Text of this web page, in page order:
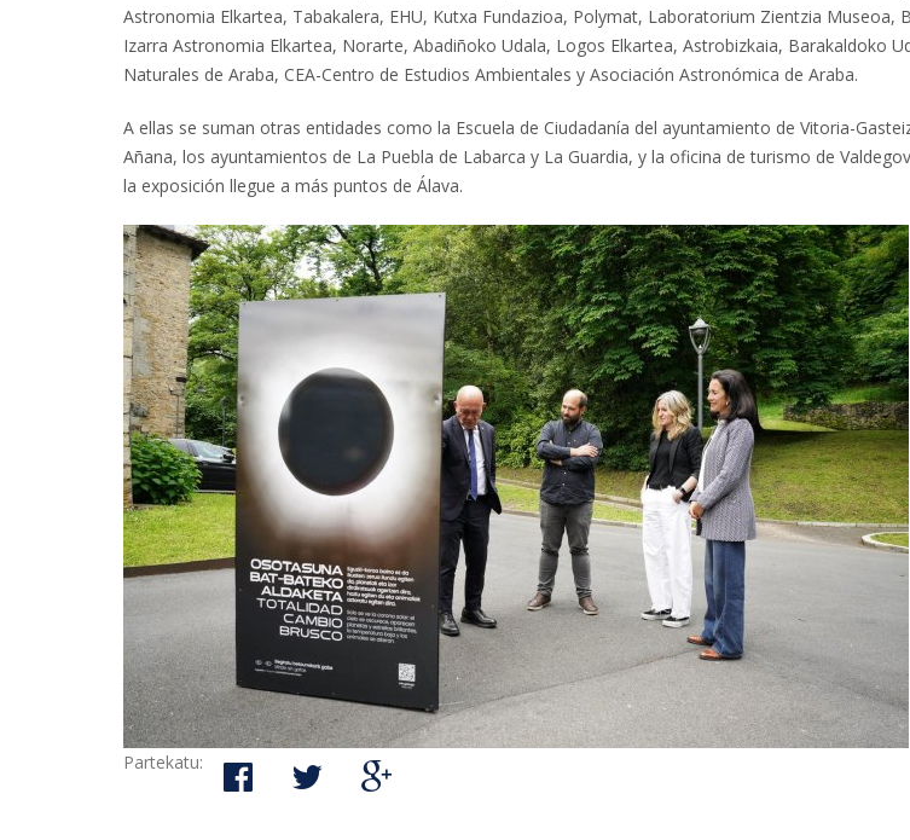
Astronomia Elkartea, Tabakalera, EHU, Kutxa Fundazioa, Polymat, Laboratorium Zientzia Museoa,
Izarra Astronomia Elkartea, Norarte, Abadiñoko Udala, Logos Elkartea, Astrobizkaia, Barakaldoko
Naturales de Araba, CEA-Centro de Estudios Ambientales y Asociación Astronómica de Araba.
A ellas se suman otras entidades como la Escuela de Ciudadanía del ayuntamiento de Vitoria-
Añana, los ayuntamientos de La Puebla de Labarca y La Guardia, y la oficina de turismo de
la exposición llegue a más puntos de Álava.
Partekatu: